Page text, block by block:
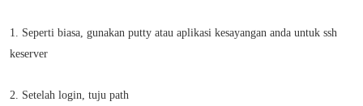
1. Seperti biasa, gunakan putty atau aplikasi kesayangan anda untuk ssh
keserver
2. Setelah login, tuju path